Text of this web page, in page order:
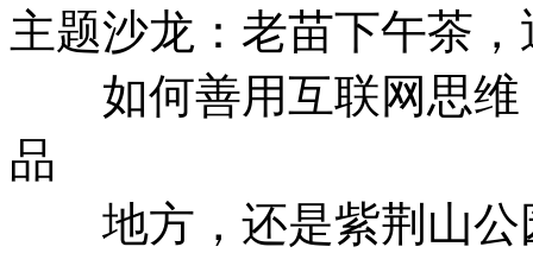
主题沙龙：老苗下午茶
如何善用互联网思维
品
地方，还是紫荆山公